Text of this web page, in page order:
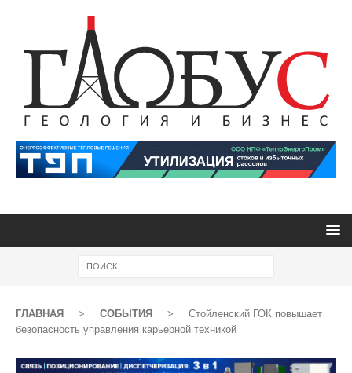
ГЛАВНАЯ > СОБЫТИЯ >
Стойленский ГОК повышает
безопасность управления карьерной техникой